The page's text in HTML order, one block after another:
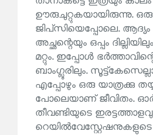
ഊരുചുറ്റുകയായിരുന്നു. ഒരു
ജിപ്‌സിയെപ്പോലെ.
അച്ഛന്റെയും ഒപ്പം
മറ്റും. ഇപ്പോൾ
ബാംഗ്ലൂരിലും.
എപ്പോഴും ഒരു യാത്രക്കു
പോലെയാണ് ജീവിതം.
തീവണ്ടിയുടെ